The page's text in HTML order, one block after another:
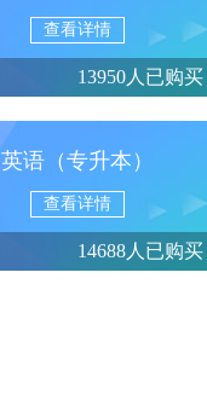
查看详情
13950人已购买
英语（专升本）
查看详情
14688人已购买